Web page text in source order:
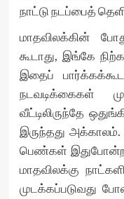
நாட்டு நடப்பைத்
மாதவிலக்கின்
கூடாது, இங்கே
இதைப்
நடவடிக்கைகள்
வீட்டிலிருந்தே
இருந்தது
பெண்கள் இதுபோன்ற
மாதவிலக்கு
முடக்கப்படுவது